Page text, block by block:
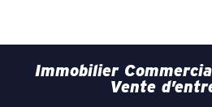
Immobilier
Vente